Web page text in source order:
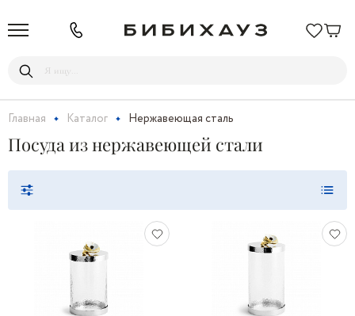
Главная Каталог Нержавеющая сталь
Посуда из нержавеющей стали